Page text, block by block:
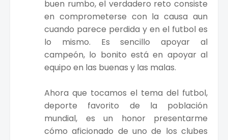
buen rumbo, el verdadero reto consiste
en comprometerse con la causa aun
cuando parece perdida y en el futbol es
lo mismo. Es sencillo apoyar al
campeón, lo bonito está en apoyar al
equipo en las buenas y las malas.
Ahora que tocamos el tema del futbol,
deporte favorito de la población
mundial, es un honor presentarme
cómo aficionado de uno de los clubes